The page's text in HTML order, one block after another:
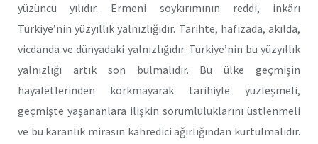
yüzüncü yılıdır. Ermeni soykırımının reddi, inkârı
Türkiye’nin yüzyıllık yalnızlığıdır. Tarihte, hafızada, akılda,
vicdanda ve dünyadaki yalnızlığıdır. Türkiye’nin bu yüzyıllık
yalnızlığı artık son bulmalıdır. Bu ülke geçmişin
hayaletlerinden korkmayarak tarihiyle yüzleşmeli,
geçmişte yaşananlara ilişkin sorumluluklarını üstlenmeli
ve bu karanlık mirasın kahredici ağırlığından kurtulmalıdır.